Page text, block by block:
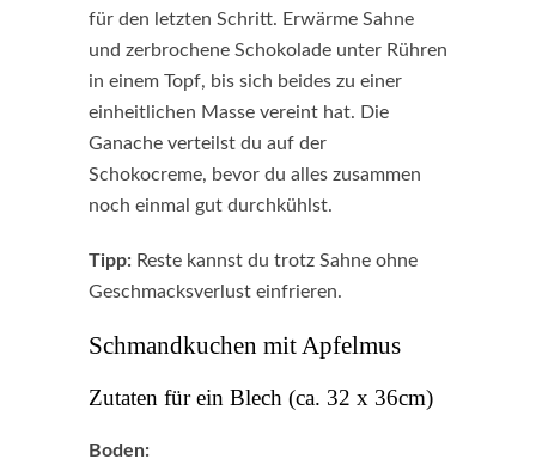
für den letzten Schritt. Erwärme Sahne
und zerbrochene Schokolade unter Rühren
in einem Topf, bis sich beides zu einer
einheitlichen Masse vereint hat. Die
Ganache verteilst du auf der
Schokocreme, bevor du alles zusammen
noch einmal gut durchkühlst.
Tipp: Reste kannst du trotz Sahne ohne
Geschmacksverlust einfrieren.
Schmandkuchen mit Apfelmus
Zutaten für ein Blech (ca. 32 x 36cm)
Boden: